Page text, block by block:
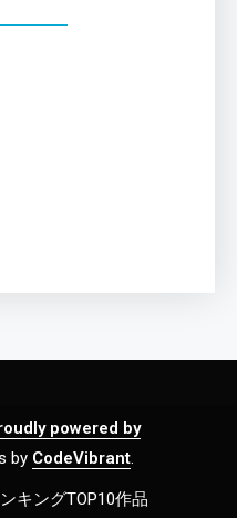
powered by
by CodeVibrant.
キングTOP10作品